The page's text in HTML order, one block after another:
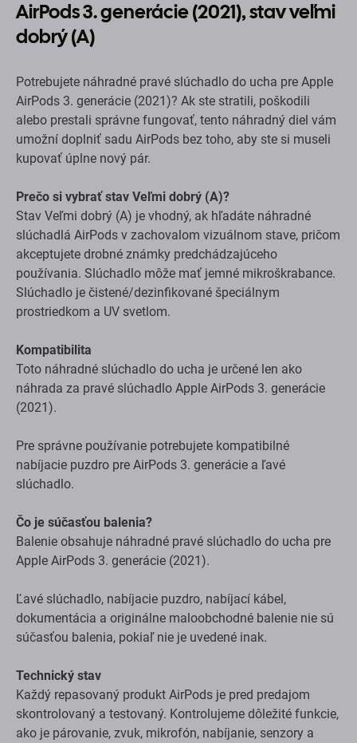
AirPods 3. generácie (2021), stav veľmi
dobrý (A)
Potrebujete náhradné pravé slúchadlo do ucha pre Apple
AirPods 3. generácie (2021)? Ak ste stratili, poškodili
alebo prestali správne fungovať, tento náhradný diel vám
umožní doplniť sadu AirPods bez toho, aby ste si museli
kupovať úplne nový pár.
Prečo si vybrať stav Veľmi dobrý (A)?
Stav Veľmi dobrý (A) je vhodný, ak hľadáte náhradné
slúchadlá AirPods v zachovalom vizuálnom stave, pričom
akceptujete drobné známky predchádzajúceho
používania. Slúchadlo môže mať jemné mikroškrabance.
Slúchadlo je čistené/dezinfikované špeciálnym
prostriedkom a UV svetlom.
Kompatibilita
Toto náhradné slúchadlo do ucha je určené len ako
náhrada za pravé slúchadlo Apple AirPods 3. generácie
(2021).
Pre správne používanie potrebujete kompatibilné
nabíjacie puzdro pre AirPods 3. generácie a ľavé
slúchadlo.
Čo je súčasťou balenia?
Balenie obsahuje náhradné pravé slúchadlo do ucha pre
Apple AirPods 3. generácie (2021).
Ľavé slúchadlo, nabíjacie puzdro, nabíjací kábel,
dokumentácia a originálne maloobchodné balenie nie sú
súčasťou balenia, pokiaľ nie je uvedené inak.
Technický stav
Každý repasovaný produkt AirPods je pred predajom
skontrolovaný a testovaný. Kontrolujeme dôležité funkcie,
ako je párovanie, zvuk, mikrofón, nabíjanie, senzory a